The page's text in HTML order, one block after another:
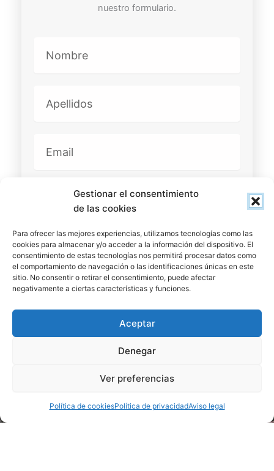
Gestionar el consentimiento
de las cookies
Para ofrecer las mejores experiencias, utilizamos tecnologías como las
cookies para almacenar y/o acceder a la información del dispositivo. El
consentimiento de estas tecnologías nos permitirá procesar datos como
el comportamiento de navegación o las identificaciones únicas en este
sitio. No consentir o retirar el consentimiento, puede afectar
negativamente a ciertas características y funciones.
Aceptar
Denegar
Ver preferencias
Política de cookiesPolítica de privacidadAviso legal
nuestro formulario.
ENVIAR
CONTACTE CON NOSOTROS
CONTACTO